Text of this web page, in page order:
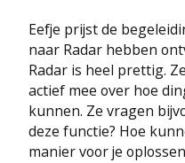
Eefje prijst de
naar Radar hebben
Radar is heel prettig.
actief mee over hoe
kunnen. Ze vragen
deze functie? Hoe
manier voor je